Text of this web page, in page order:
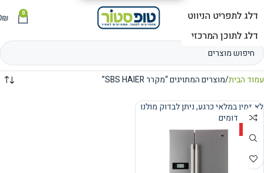
תפריט 0
₪
עמוד הבית מוצרים המתויגים “מקרר SBS HAIER”
נמכר
לא זמין במלאי כרגע, ניתן לבדוק מולנו
מוצרים דומים